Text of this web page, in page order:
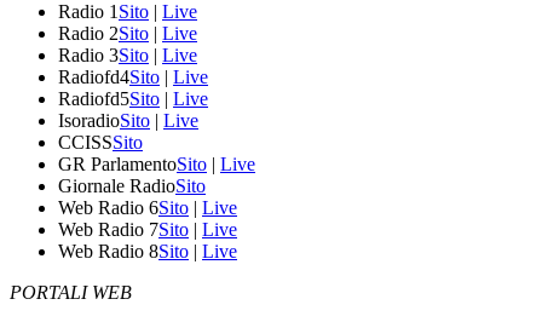
Radio 1 Sito | Live
Radio 2Sito | Live
Radio 3Sito | Live
Radiofd4Sito | Live
Radiofd5Sito | Live
IsoradioSito | Live
CCISSSito
GR ParlamentoSito | Live
Giornale RadioSito
Web Radio 6Sito | Live
Web Radio 7Sito | Live
Web Radio 8Sito | Live
PORTALI WEB